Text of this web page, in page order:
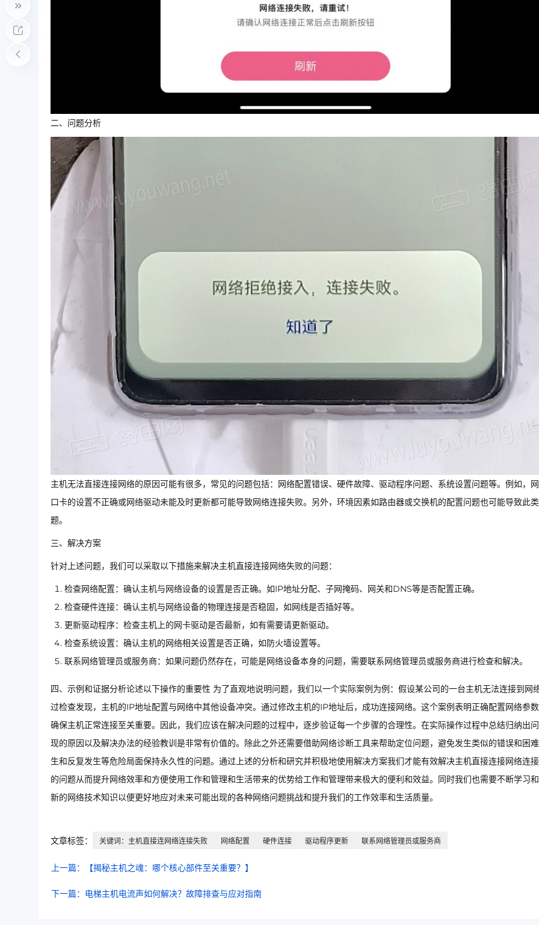
二、问题分析
主机无法直接连接网络的原因可能有很多，常见的问题包括：网络配置错误、硬件故障、驱动程序问题、系统设置问题等。例如，
口卡的设置不正确或网络驱动未能及时更新都可能导致网络连接失败。另外，环境因素如路由器或交换机的配置问题也可能导致此
题。
三、解决方案
针对上述问题，我们可以采取以下措施来解决主机直接连接网络失败的问题：
检查网络配置：确认主机与网络设备的设置是否正确。如IP地址分配、子网掩码、网关和DNS等是否配置正确。
检查硬件连接：确认主机与网络设备的物理连接是否稳固，如网线是否插好等。
更新驱动程序：检查主机上的网卡驱动是否最新，如有需要请更新驱动。
检查系统设置：确认主机的网络相关设置是否正确，如防火墙设置等。
联系网络管理员或服务商：如果问题仍然存在，可能是网络设备本身的问题，需要联系网络管理员或服务商进行检查和解决。
四、示例和证据分析论述以下操作的重要性 为了直观地说明问题，我们以一个实际案例为例：假设某公司的一台主机无法连接到网
过检查发现，主机的IP地址配置与网络中其他设备冲突。通过修改主机的IP地址后，成功连接网络。这个案例表明正确配置网络参
确保主机正常连接至关重要。因此，我们应该在解决问题的过程中，逐步验证每一个步骤的合理性。在实际操作过程中总结归纳出
现的原因以及解决办法的经验教训是非常有价值的。除此之外还需要借助网络诊断工具来帮助定位问题，避免发生类似的错误和困
生和反复发生等危险局面保持永久性的问题。通过上述的分析和研究并积极地使用解决方案我们才能有效解决主机直接连接网络连
的问题从而提升网络效率和方便使用工作和管理和生活带来的优势给工作和管理带来极大的便利和效益。同时我们也需要不断学习
新的网络技术知识以便更好地应对未来可能出现的各种网络问题挑战和提升我们的工作效率和生活质量。
文章标签： 关键词：主机直接连网络连接失败 网络配置 硬件连接 驱动程序更新 联系网络管理员或服务商
上一篇：【揭秘主机之魂：哪个核心部件至关重要？】
下一篇：电梯主机电流声如何解决？故障排查与应对指南